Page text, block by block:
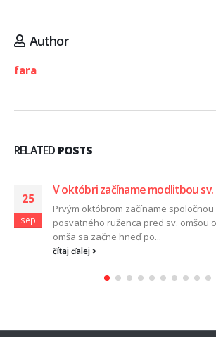
Author
fara
RELATED POSTS
25
sep
V októbri začíname modlitbou sv.
Prvým októbrom začíname
posvätného ruženca pred sv. omšou
omša sa začne hneď po...
čítaj ďalej